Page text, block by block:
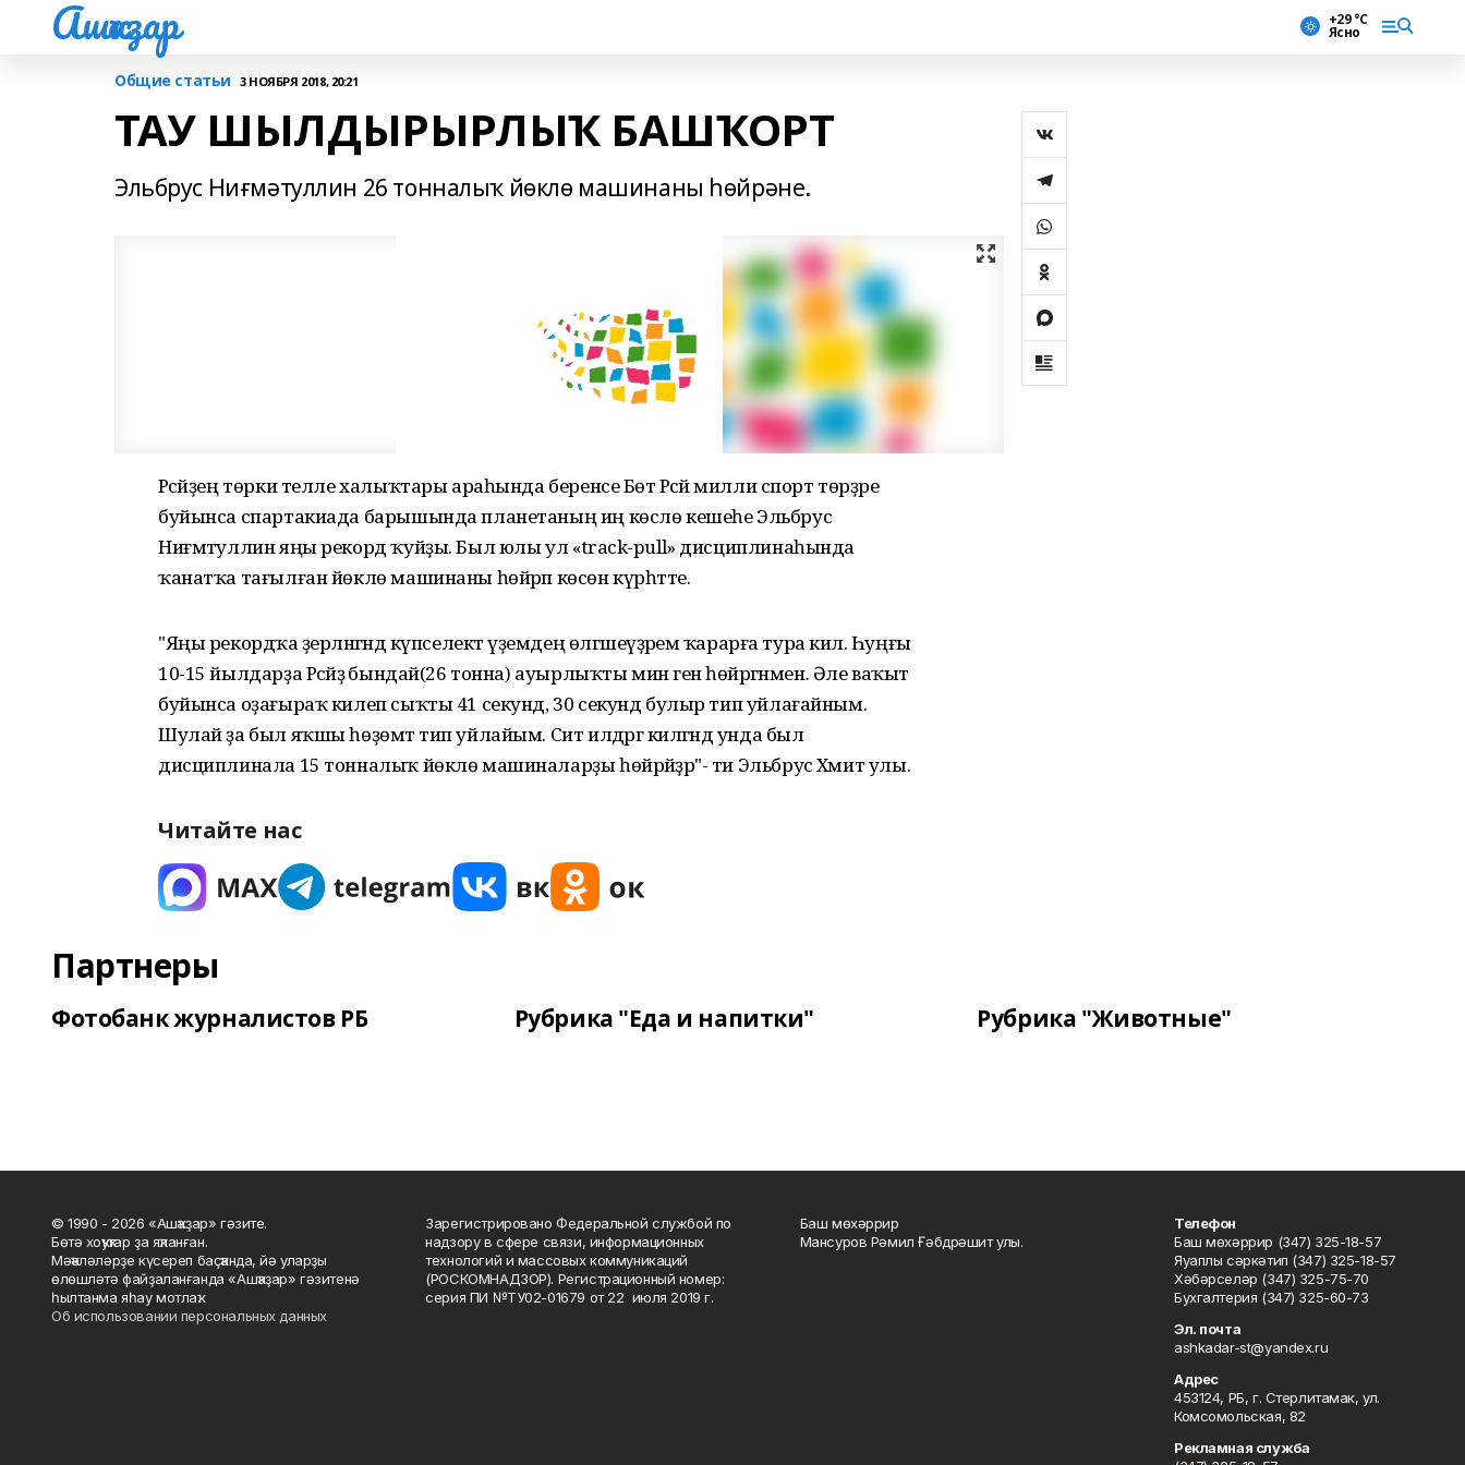
Ашҡаҙар +29 °С
Ясно
Общие статьи 3 НОЯБРЯ 2018, 20:21
ТАУ ШЫЛДЫРЫРЛЫҠ БАШҠОРТ
Эльбрус Ниғмәтуллин 26 тонналыҡ йөклө машинаны һөйрәне.
Рәсәйҙең төрки телле халыҡтары араһында беренсе Бөтә Рәсәй милли спорт төрҙәре
буйынса спартакиада барышында планетаның иң көслө кешеһе Эльбрус
Ниғмәтуллин яңы рекорд ҡуйҙы. Был юлы ул «track-pull» дисциплинаһында
ҡанатҡа тағылған йөклө машинаны һөйрәп көсөн күрһәтте.
"Яңы рекордҡа әҙерләнгәндә күпселектә үҙемдең өлгәшеүҙәремә ҡарарға тура килә. Һуңғы
10-15 йылдарҙа Рәсәйҙә бындай(26 тонна) ауырлыҡты мин генә һөйрәгәнмен. Әле ваҡыт
буйынса оҙағыраҡ килеп сыҡты 41 секунд, 30 секунд булыр тип уйлағайным.
Шулай ҙа был яҡшы һөҙөмтә тип уйлайым. Сит илдәргә килгәндә унда был
дисциплинала 15 тонналыҡ йөклө машиналарҙы һөйрәйҙәр"- ти Эльбрус Хәмит улы.
Читайте нас
Партнеры
Фотобанк журналистов РБ Рубрика "Еда и напитки" Рубрика "Животные"
© 1990 - 2026 «Ашҡаҙар» гәзите.
Бөтә хоҡуҡтар ҙа яҡланған.
Мәҡәләләрҙе күсереп баҫҡанда, йә уларҙы
өлөшләтә файҙаланғанда «Ашҡаҙар» гәзитенә
һылтанма яһау мотлаҡ.
Об использовании персональных данных
Зарегистрировано Федеральной службой по
надзору в сфере связи, информационных
технологий и массовых коммуникаций
(РОСКОМНАДЗОР). Регистрационный номер:
серия ПИ №ТУ02-01679 от 22 июля 2019 г.
Баш мөхәррир
Мансуров Рәмил Ғәбдрәшит улы.
Телефон
Баш мөхәррир (347) 325-18-57
Яуаплы сәркәтип (347) 325-18-57
Хәбәрселәр (347) 325-75-70
Бухгалтерия (347) 325-60-73
Эл. почта
ashkadar-st@yandex.ru
Адрес
453124, РБ, г. Стерлитамак, ул.
Комсомольская, 82
Рекламная служба